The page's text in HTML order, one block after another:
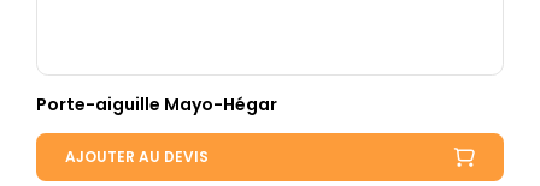
Porte-aiguille Mayo-Hégar
AJOUTER AU DEVIS